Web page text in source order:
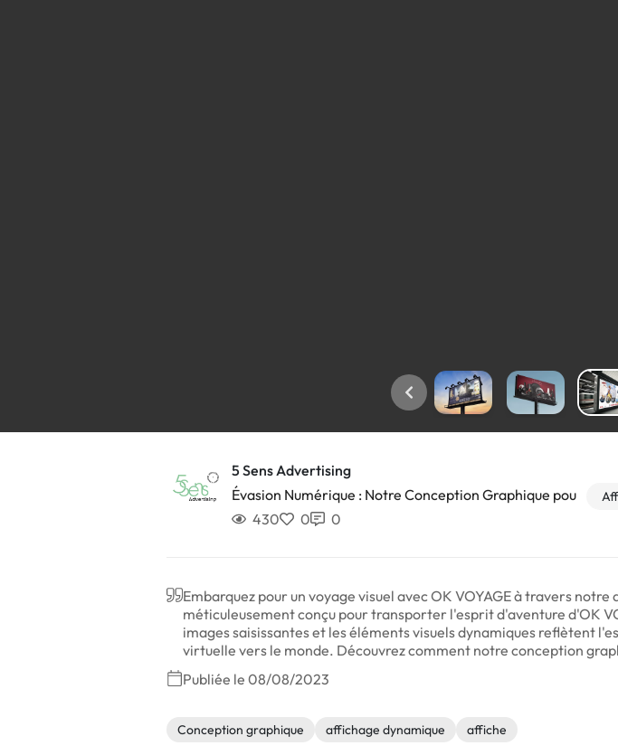
5 Sens Advertising
Évasion Numérique : Notre Conception Graphique pou
430 0 0
Embarquez pour un voyage visuel avec OK VOYAGE à travers
méticuleusement conçu pour transporter l'esprit d'aventure d'OK
images saisissantes et les éléments visuels dynamiques reflètent
virtuelle vers le monde. Découvrez comment notre conception
Publiée le 08/08/2023
Conception graphique affichage dynamique affiche